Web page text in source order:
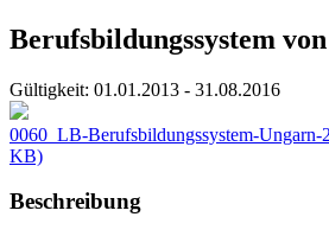
Berufsbildungssystem
Gültigkeit: 01.01.2013 - 31.08.2016
0060_LB-Berufsbildungssystem-Ungarn-
KB)
Beschreibung